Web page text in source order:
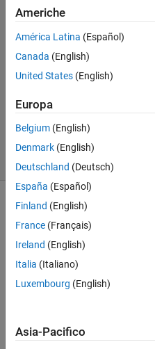
28 Feb
2024
1
Risposta
28 Feb
2024
7
Visualizzazioni
(30 giorni)
o,
Americhe
América Latina (Español)
Canada (English)
United States (English)
Europa
Belgium (English)
Denmark (English)
Deutschland (Deutsch)
España (Español)
Finland (English)
France (Français)
Ireland (English)
Italia (Italiano)
Luxembourg (English)
Asia-Pacifico